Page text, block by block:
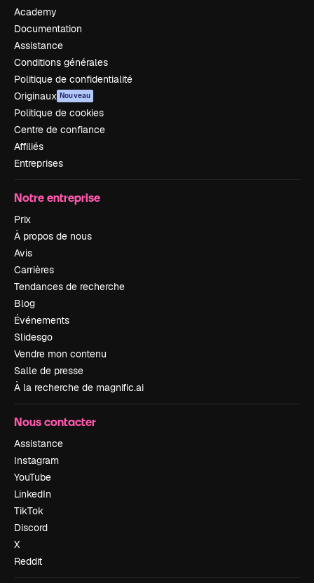
Academy
Documentation
Assistance
Conditions générales
Politique de confidentialité
Originaux Nouveau
Politique de cookies
Centre de confiance
Affiliés
Entreprises
Notre entreprise
Prix
À propos de nous
Avis
Carrières
Tendances de recherche
Blog
Événements
Slidesgo
Vendre mon contenu
Salle de presse
À la recherche de magnific.ai
Nous contacter
Assistance
Instagram
YouTube
LinkedIn
TikTok
Discord
X
Reddit